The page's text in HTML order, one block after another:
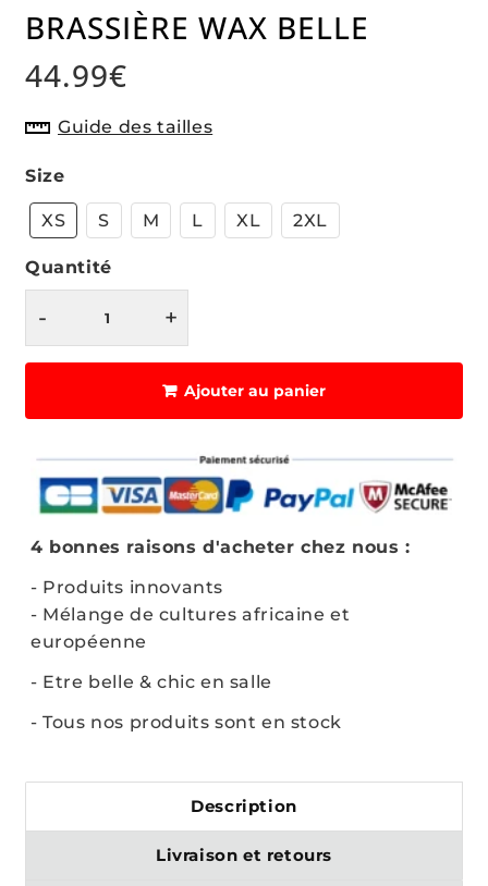
BRASSIÈRE WAX BELLE
44.99€
priceGuide des tailles
Size
XS S M L XL 2XL
Quantité
- +
Ajouter au panier
4 bonnes raisons d'acheter chez nous :
- Produits innovants
- Mélange de cultures africaine et
européenne
- Etre belle & chic en salle
- Tous nos produits sont en stock
Description
Livraison et retours